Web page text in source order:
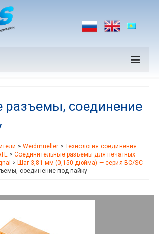
разъемы, соединение
> Weidmueller > Технология соединения
> Соединительные разъемы для печатных
> Шаг 3,81 мм (0,150 дюйма) — серия BC/SC
соединение под пайку